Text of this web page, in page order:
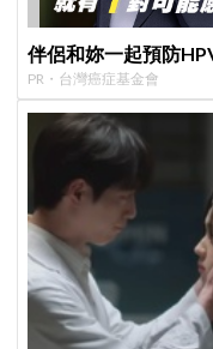
伴侶和妳一起預防
PR・台灣癌症基金會